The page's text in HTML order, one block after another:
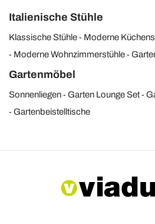
Italienische Stühle
Klassische Stühle
Moderne
Moderne Wohnzimmerstühle
Gartenmöbel
Sonnenliegen Garten Lounge Set
Gartenbeistelltische